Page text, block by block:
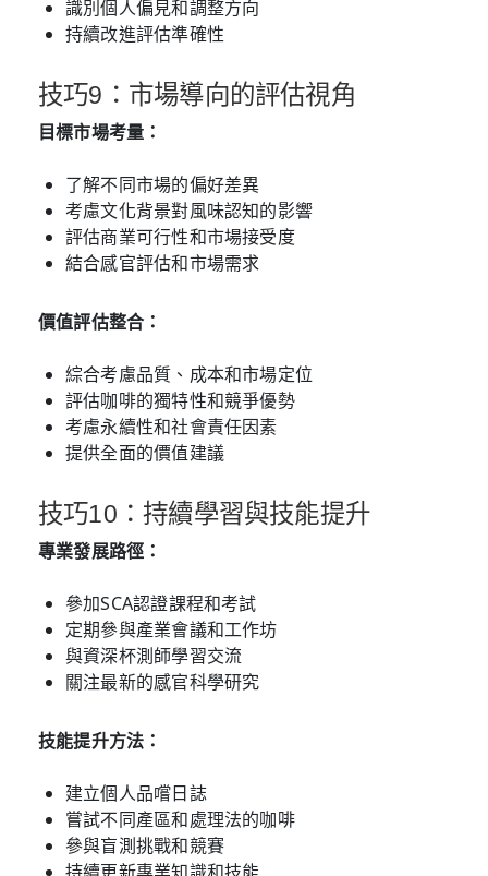
識別個人偏見和調整方向
持續改進評估準確性
技巧9：市場導向的評估視角
目標市場考量：
了解不同市場的偏好差異
考慮文化背景對風味認知的影響
評估商業可行性和市場接受度
結合感官評估和市場需求
價值評估整合：
綜合考慮品質、成本和市場定位
評估咖啡的獨特性和競爭優勢
考慮永續性和社會責任因素
提供全面的價值建議
技巧10：持續學習與技能提升
專業發展路徑：
參加SCA認證課程和考試
定期參與產業會議和工作坊
與資深杯測師學習交流
關注最新的感官科學研究
技能提升方法：
建立個人品嚐日誌
嘗試不同產區和處理法的咖啡
參與盲測挑戰和競賽